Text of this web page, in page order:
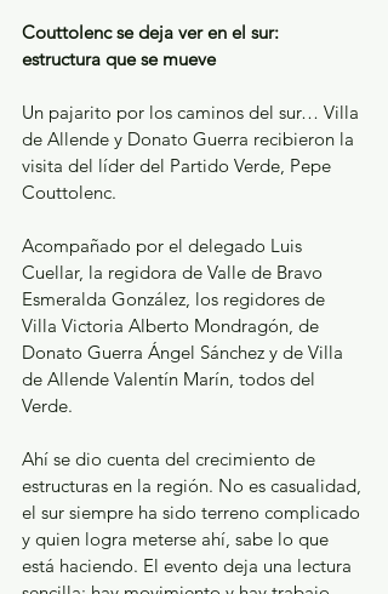
Couttolenc se deja ver en el sur:
estructura que se mueve
Un pajarito por los caminos del sur… Villa
de Allende y Donato Guerra recibieron la
visita del líder del Partido Verde, Pepe
Couttolenc.
Acompañado por el delegado Luis
Cuellar, la regidora de Valle de Bravo
Esmeralda González, los regidores de
Villa Victoria Alberto Mondragón, de
Donato Guerra Ángel Sánchez y de Villa
de Allende Valentín Marín, todos del
Verde.
Ahí se dio cuenta del crecimiento de
estructuras en la región. No es casualidad,
el sur siempre ha sido terreno complicado
y quien logra meterse ahí, sabe lo que
está haciendo. El evento deja una lectura